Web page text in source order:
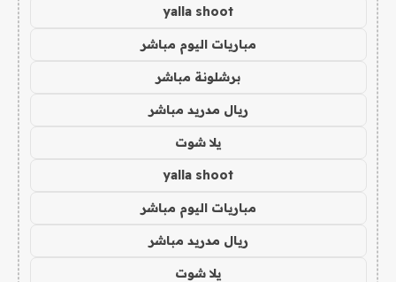
yalla shoot
مباريات اليوم مباشر
برشلونة مباشر
ريال مدريد مباشر
يلا شوت
yalla shoot
مباريات اليوم مباشر
ريال مدريد مباشر
يلا شوت